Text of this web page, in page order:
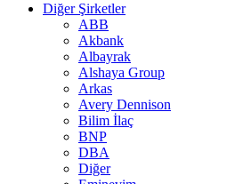
Diğer Şirketler
ABB
Akbank
Albayrak
Alshaya Group
Arkas
Avery Dennison
Bilim İlaç
BNP
DBA
Diğer